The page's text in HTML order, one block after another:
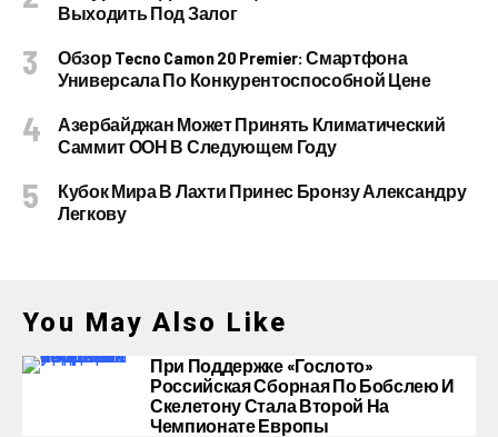
Выходить Под Залог
Обзор Tecno Camon 20 Premier: Смартфона
Универсала По Конкурентоспособной Цене
Азербайджан Может Принять Климатический
Саммит ООН В Следующем Году
Кубок Мира В Лахти Принес Бронзу Александру
Легкову
You May Also Like
При Поддержке «Гослото»
Российская Сборная По Бобслею И
Скелетону Стала Второй На
Чемпионате Европы